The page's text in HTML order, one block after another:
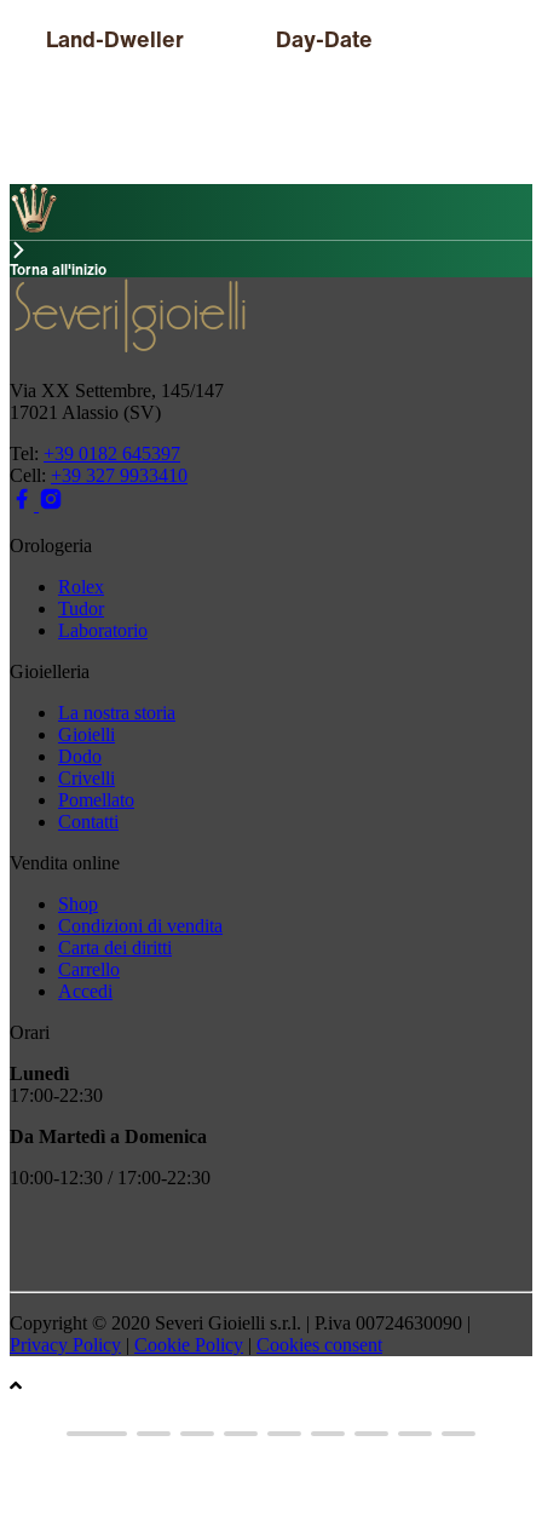
Land-Dweller Day-Date
Torna all'inizio
Via XX Settembre, 145/147
17021 Alassio (SV)
Tel: +39 0182 645397
Cell: +39 327 9933410
Orologeria
Rolex
Tudor
Laboratorio
Gioielleria
La nostra storia
Gioielli
Dodo
Crivelli
Pomellato
Contatti
Vendita online
Shop
Condizioni di vendita
Carta dei diritti
Carrello
Accedi
Orari
Lunedì
17:00-22:30
Da Martedì a Domenica
10:00-12:30 / 17:00-22:30
Copyright © 2020 Severi Gioielli s.r.l. | P.iva 00724630090 |
Privacy Policy | Cookie Policy | Cookies consent